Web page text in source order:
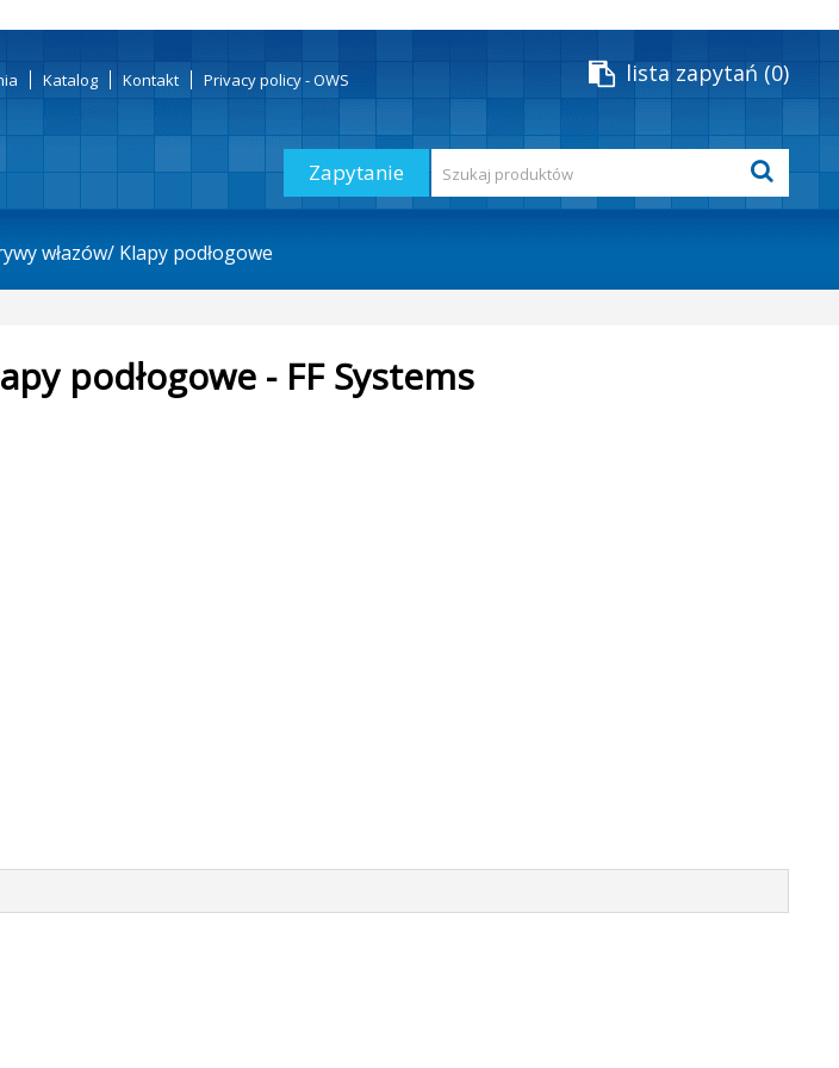
Katalog Kontakt Privacy policy - OWS lista zapytań 0
włazów/ Klapy podłogowe
Zapytanie
podłogowe - FF Systems